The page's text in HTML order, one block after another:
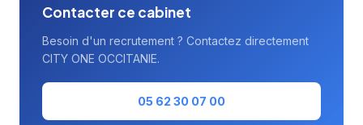
Contacter ce cabinet
Besoin d'un recrutement ? Contactez directement
CITY ONE OCCITANIE.
05 62 30 07 00